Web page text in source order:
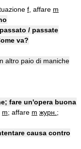
f , affare m
/ passate
va?
altro paio di maniche
fare un'opera buona
m; affare m журн. ;
causa contro